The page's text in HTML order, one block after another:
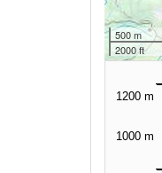
500 m
2000 ft
1000 m
1200 m